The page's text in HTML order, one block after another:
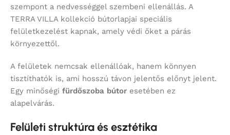
szempont a nedvességgel szembeni ellenállás. A
TERRA VILLA kollekció bútorlapjai speciális
felületkezelést kapnak, amely védi őket a párás
környezettől.
A felületek nemcsak ellenállóak, hanem könnyen
tisztíthatók is, ami hosszú távon jelentős előnyt jelent.
Egy minőségi fürdőszoba bútor esetében ez
alapelvárás.
Felületi struktúra és esztétika